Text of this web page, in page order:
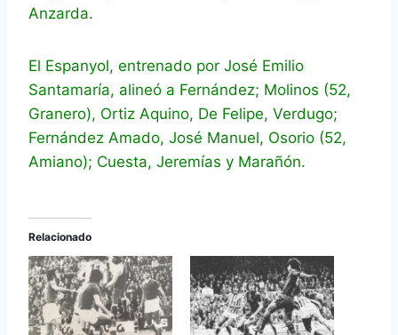
Anzarda.
El Espanyol, entrenado por José Emilio
Santamaría, alineó a Fernández; Molinos (52,
Granero), Ortiz Aquino, De Felipe, Verdugo;
Fernández Amado, José Manuel, Osorio (52,
Amiano); Cuesta, Jeremías y Marañón.
Relacionado